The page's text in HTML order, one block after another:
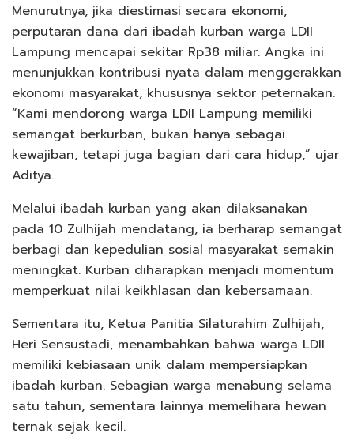
Menurutnya, jika diestimasi secara ekonomi,
perputaran dana dari ibadah kurban warga LDII
Lampung mencapai sekitar Rp38 miliar. Angka ini
menunjukkan kontribusi nyata dalam menggerakkan
ekonomi masyarakat, khususnya sektor peternakan.
“Kami mendorong warga LDII Lampung memiliki
semangat berkurban, bukan hanya sebagai
kewajiban, tetapi juga bagian dari cara hidup,” ujar
Aditya.
Melalui ibadah kurban yang akan dilaksanakan
pada 10 Zulhijah mendatang, ia berharap semangat
berbagi dan kepedulian sosial masyarakat semakin
meningkat. Kurban diharapkan menjadi momentum
memperkuat nilai keikhlasan dan kebersamaan.
Sementara itu, Ketua Panitia Silaturahim Zulhijah,
Heri Sensustadi, menambahkan bahwa warga LDII
memiliki kebiasaan unik dalam mempersiapkan
ibadah kurban. Sebagian warga menabung selama
satu tahun, sementara lainnya memelihara hewan
ternak sejak kecil.